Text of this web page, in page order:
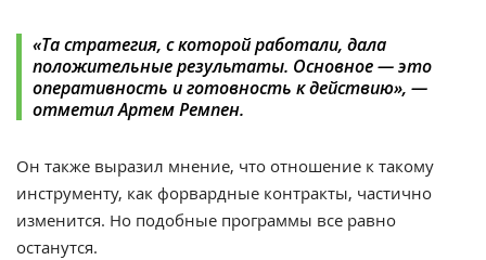
«Та стратегия, с которой работали, дала
положительные результаты. Основное — это
оперативность и готовность к действию», —
отметил Артем Ремпен.
Он также выразил мнение, что отношение к такому
инструменту, как форвардные контракты, частично
изменится. Но подобные программы все равно
останутся.